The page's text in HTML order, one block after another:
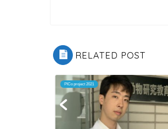
RELATED POST
PICo project 2021